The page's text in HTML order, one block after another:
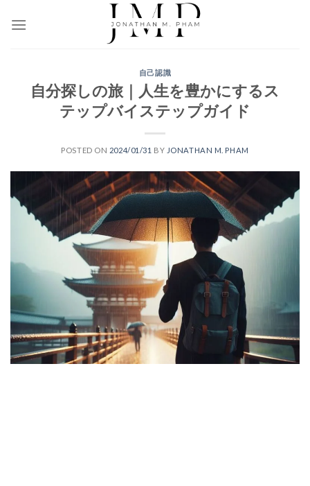
自己認識
自分探しの旅｜人生を豊かにするス
テップバイステップガイド
POSTED ON 2024/01/31 BY JONATHAN M. PHAM